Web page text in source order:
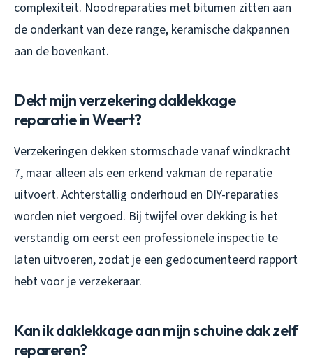
complexiteit. Noodreparaties met bitumen zitten aan
de onderkant van deze range, keramische dakpannen
aan de bovenkant.
Dekt mijn verzekering daklekkage
reparatie in Weert?
Verzekeringen dekken stormschade vanaf windkracht
7, maar alleen als een erkend vakman de reparatie
uitvoert. Achterstallig onderhoud en DIY-reparaties
worden niet vergoed. Bij twijfel over dekking is het
verstandig om eerst een professionele inspectie te
laten uitvoeren, zodat je een gedocumenteerd rapport
hebt voor je verzekeraar.
Kan ik daklekkage aan mijn schuine dak zelf
repareren?